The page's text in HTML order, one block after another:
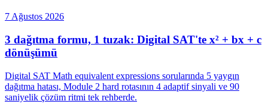
7 Ağustos 2026
3 dağıtma formu, 1 tuzak: Digital SAT'te x² + bx + c
dönüşümü
Digital SAT Math equivalent expressions sorularında 5 yaygın
dağıtma hatası, Module 2 hard rotasının 4 adaptif sinyali ve 90
saniyelik çözüm ritmi tek rehberde.